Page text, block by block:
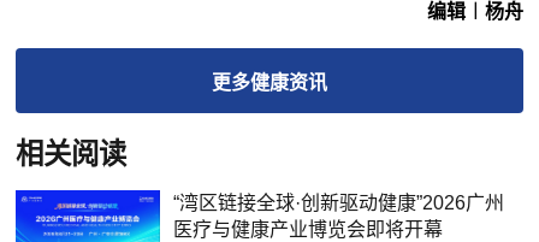
编辑︱杨舟
更多健康资讯
相关阅读
“湾区链接全球·创新驱动健康”2026广州
医疗与健康产业博览会即将开幕